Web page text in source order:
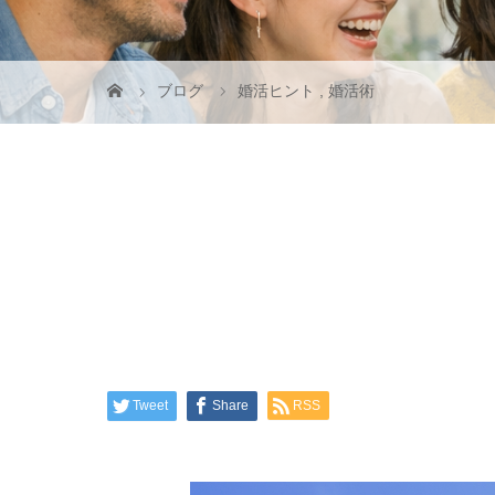
ブログ 婚活ヒント 婚活術
Tweet Share RSS